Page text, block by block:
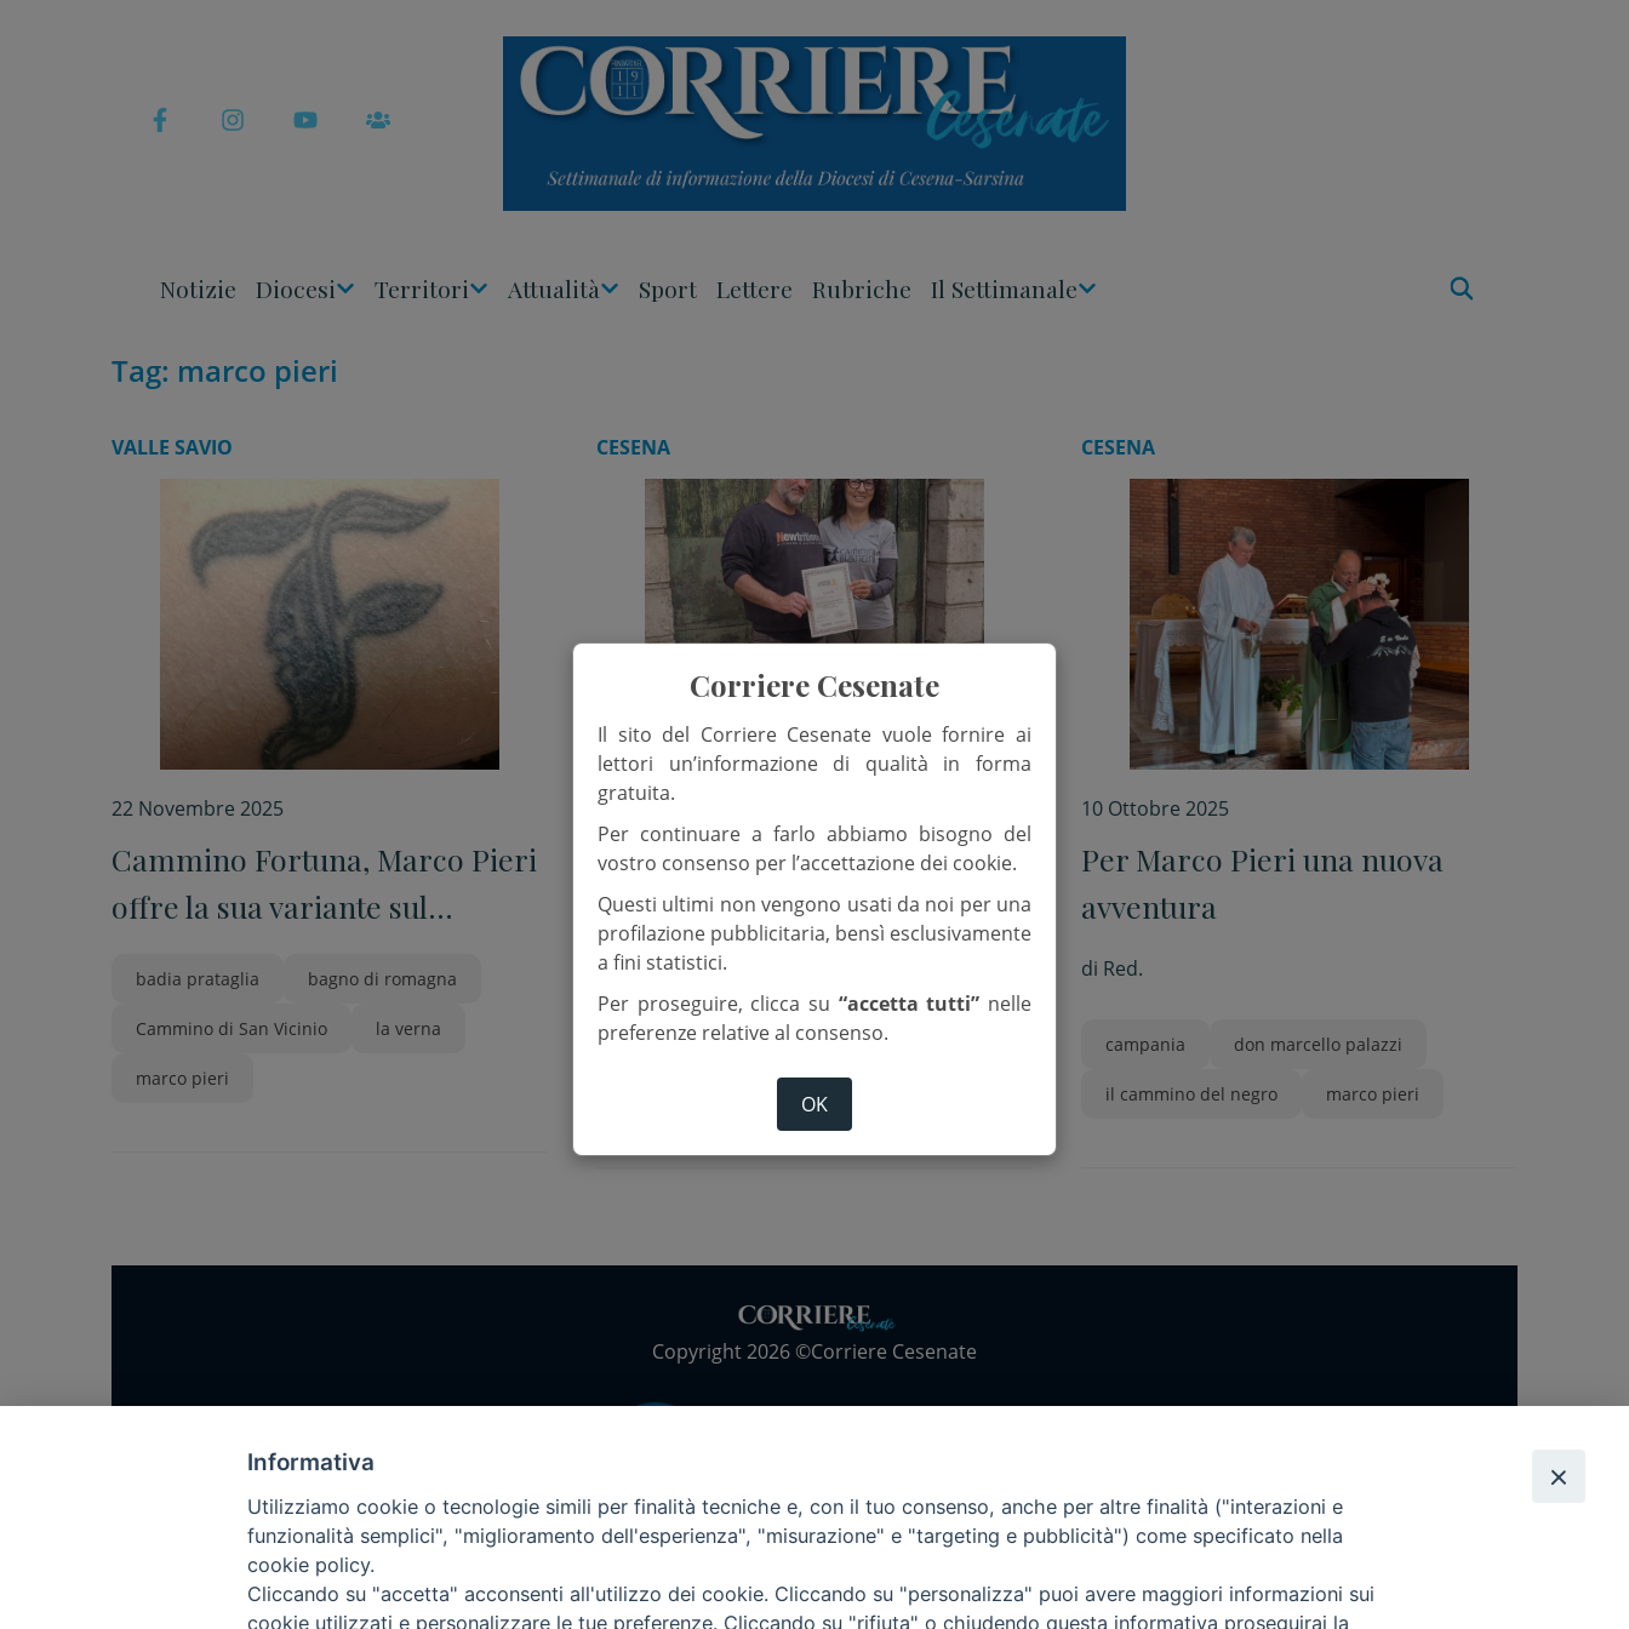
Notizie Diocesi Territori Attualità Sport Lettere Rubriche Il Settimanale
Tag: marco pieri
VALLE SAVIO
22 Novembre 2025
Cammino Fortuna, Marco Pieri
offre la sua variante sul
badia prataglia bagno di romagna
Cammino di San Vicinio la verna
marco pieri
CESENA
23 Ottobre 2025
Marco Pieri ha concluso il
Cammino del negro. “Ho
trovato un’ospitalità d’altri
tempi”
diRed.
campania il cammino del negro
CESENA
10 Ottobre 2025
Per Marco Pieri una nuova
avventura
di Red.
campania don marcello palazzi
il cammino del negro marco pieri
Copyright 2026 ©Corriere Cesenate
Come abbonarsi
Corriere Cesenate
Il sito del Corriere Cesenate vuole fornire ai
lettori un’informazione di qualità in forma
gratuita.
Per continuare a farlo abbiamo bisogno del
vostro consenso per l’accettazione dei cookie.
Questi ultimi non vengono usati da noi per una
profilazione pubblicitaria, bensì esclusivamente
a fini statistici.
Per proseguire, clicca su “accetta tutti” nelle
preferenze relative al consenso.
OK
Informativa
Utilizziamo cookie o tecnologie simili per finalità tecniche e, con il tuo consenso, anche per altre finalità ("interazioni e
funzionalità semplici", "miglioramento dell'esperienza", "misurazione" e "targeting e pubblicità") come specificato nella
cookie policy.
Cliccando su "accetta" acconsenti all'utilizzo dei cookie. Cliccando su "personalizza" puoi avere maggiori informazioni sui
cookie utilizzati e personalizzare le tue preferenze. Cliccando su "rifiuta" o chiudendo questa informativa proseguirai la